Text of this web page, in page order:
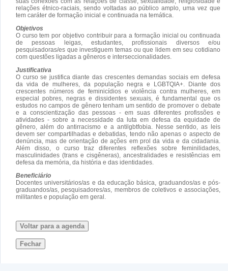
relações étnico-raciais, sendo voltadas ao público amplo, uma vez que
tem caráter de formação inicial e continuada na temática.
Objetivos
O curso tem por objetivo contribuir para a formação inicial ou continuada
de pessoas leigas, estudantes, profissionais diversos e/ou
pesquisadoras/es que investiguem temas ou que lidem em seu cotidiano
com questões ligadas a gêneros e interseccionalidades.
Justificativa
O curso se justifica diante das crescentes demandas sociais em defesa
da vida de mulheres, da população negra e LGBTQIA+. Diante dos
crescentes números de feminicídios e violência contra mulheres, em
especial pobres, negras e dissidentes sexuais, é fundamental que os
estudos no campos de gênero tenham um sentido de promover o debate
e a conscientização das pessoas - em suas diferentes profissões e
atividades - sobre a necessidade da luta em defesa da equidade de
gênero, além do antirracismo e a antilgbtfobia. Nesse sentido, as leis
devem ser compartilhadas e debatidas, tendo não apenas o aspecto de
denúncia, mas de orientação de ações em prol da vida e da cidadania.
Além disso, o curso traz diferentes reflexões sobre feminilidades,
masculinidades (trans e cisgêneras), ancestralidades e resistências em
defesa da memória, da história e das identidades.
Beneficiário
Docentes universitários/as e da educação básica, graduandos/as e pós-
graduandos/as, pesquisadores/as, membros de coletivos e associações,
militantes e população em geral.
Voltar para a agenda
Fechar